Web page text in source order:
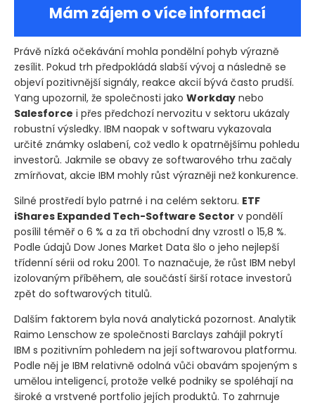
Mám zájem o více informací
Právě nízká očekávání mohla pondělní pohyb výrazně
zesílit. Pokud trh předpokládá slabší vývoj a následně se
objeví pozitivnější signály, reakce akcií bývá často prudší.
Yang upozornil, že společnosti jako Workday nebo
Salesforce i přes předchozí nervozitu v sektoru ukázaly
robustní výsledky. IBM naopak v softwaru vykazovala
určité známky oslabení, což vedlo k opatrnějšímu pohledu
investorů. Jakmile se obavy ze softwarového trhu začaly
zmírňovat, akcie IBM mohly růst výrazněji než konkurence.
Silné prostředí bylo patrné i na celém sektoru. ETF
iShares Expanded Tech-Software Sector v pondělí
posílil téměř o 6 % a za tři obchodní dny vzrostl o 15,8 %.
Podle údajů Dow Jones Market Data šlo o jeho nejlepší
třídenní sérii od roku 2001. To naznačuje, že růst IBM nebyl
izolovaným příběhem, ale součástí širší rotace investorů
zpět do softwarových titulů.
Dalším faktorem byla nová analytická pozornost. Analytik
Raimo Lenschow ze společnosti Barclays zahájil pokrytí
IBM s pozitivním pohledem na její softwarovou platformu.
Podle něj je IBM relativně odolná vůči obavám spojeným s
umělou inteligencí, protože velké podniky se spoléhají na
široké a vrstvené portfolio jejích produktů. To zahrnuje